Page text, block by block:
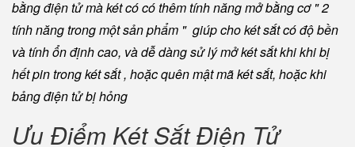
bằng điện tử mà két có có thêm tính năng mở bằng cơ " 2
tính năng trong một sản phẩm " giúp cho két sắt có độ bền
và tính ổn định cao, và dễ dàng sử lý mở két sắt khi khi bị
hết pin trong két sắt , hoặc quên mật mã két sắt, hoặc khi
bảng điện tử bị hỏng
Ưu Điểm Két Sắt Điện Tử